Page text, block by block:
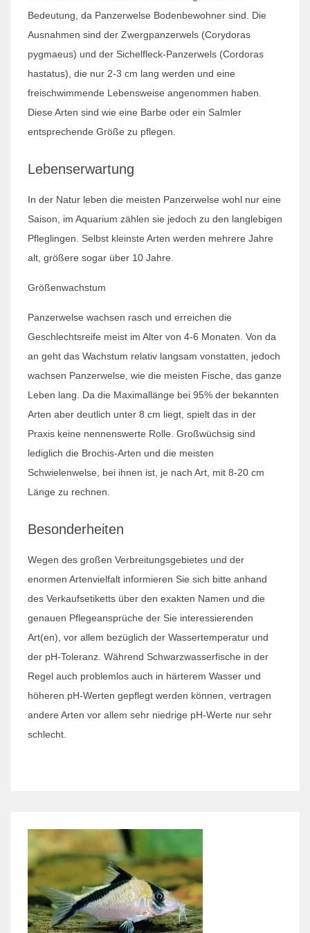
Bedeutung, da Panzerwelse Bodenbewohner sind. Die
Ausnahmen sind der Zwergpanzerwels (Corydoras
pygmaeus) und der Sichelfleck-Panzerwels (Cordoras
hastatus), die nur 2-3 cm lang werden und eine
freischwimmende Lebensweise angenommen haben.
Diese Arten sind wie eine Barbe oder ein Salmler
entsprechende Größe zu pflegen.
Lebenserwartung
In der Natur leben die meisten Panzerwelse wohl nur eine
Saison, im Aquarium zählen sie jedoch zu den langlebigen
Pfleglingen. Selbst kleinste Arten werden mehrere Jahre
alt, größere sogar über 10 Jahre.
Größenwachstum
Panzerwelse wachsen rasch und erreichen die
Geschlechtsreife meist im Alter von 4-6 Monaten. Von da
an geht das Wachstum relativ langsam vonstatten, jedoch
wachsen Panzerwelse, wie die meisten Fische, das ganze
Leben lang. Da die Maximallänge bei 95% der bekannten
Arten aber deutlich unter 8 cm liegt, spielt das in der
Praxis keine nennenswerte Rolle. Großwüchsig sind
lediglich die Brochis-Arten und die meisten
Schwielenwelse, bei ihnen ist, je nach Art, mit 8-20 cm
Länge zu rechnen.
Besonderheiten
Wegen des großen Verbreitungsgebietes und der
enormen Artenvielfalt informieren Sie sich bitte anhand
des Verkaufsetiketts über den exakten Namen und die
genauen Pflegeansprüche der Sie interessierenden
Art(en), vor allem bezüglich der Wassertemperatur und
der pH-Toleranz. Während Schwarzwasserfische in der
Regel auch problemlos auch in härterem Wasser und
höheren pH-Werten gepflegt werden können, vertragen
andere Arten vor allem sehr niedrige pH-Werte nur sehr
schlecht.